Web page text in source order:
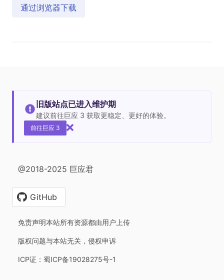
通过浏览器下载
旧版站点已进入维护期
建议前往巨应 3 获取更稳定、更好的体验。
前往巨应 3
@2018-2025 巨应君
GitHub
免责声明本站所有资源都由用户上传
版权问题与本站无关，侵权申诉
ICP证：蜀ICP备19028275号-1